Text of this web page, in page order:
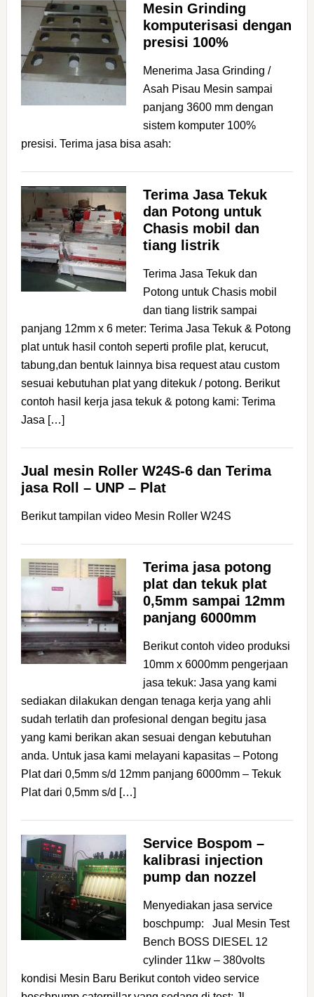
Mesin Grinding
komputerisasi dengan
presisi 100%
Menerima Jasa Grinding /
Asah Pisau Mesin sampai
panjang 3600 mm dengan
sistem komputer 100%
presisi. Terima jasa bisa asah:
Terima Jasa Tekuk
dan Potong untuk
Chasis mobil dan
tiang listrik
Terima Jasa Tekuk dan
Potong untuk Chasis mobil
dan tiang listrik sampai
panjang 12mm x 6 meter: Terima Jasa Tekuk & Potong
plat untuk hasil contoh seperti profile plat, kerucut,
tabung,dan bentuk lainnya bisa request atau custom
sesuai kebutuhan plat yang ditekuk / potong. Berikut
contoh hasil kerja jasa tekuk & potong kami: Terima
Jasa […]
Jual mesin Roller W24S-6 dan Terima
jasa Roll – UNP – Plat
Berikut tampilan video Mesin Roller W24S
Terima jasa potong
plat dan tekuk plat
0,5mm sampai 12mm
panjang 6000mm
Berikut contoh video produksi
10mm x 6000mm pengerjaan
jasa tekuk: Jasa yang kami
sediakan dilakukan dengan tenaga kerja yang ahli
sudah terlatih dan profesional dengan begitu jasa
yang kami berikan akan sesuai dengan kebutuhan
anda. Untuk jasa kami melayani kapasitas – Potong
Plat dari 0,5mm s/d 12mm panjang 6000mm – Tekuk
Plat dari 0,5mm s/d […]
Service Bospom –
kalibrasi injection
pump dan nozzel
Menyediakan jasa service
boschpump: Jual Mesin Test
Bench BOSS DIESEL 12
cylinder 11kw – 380volts
kondisi Mesin Baru Berikut contoh video service